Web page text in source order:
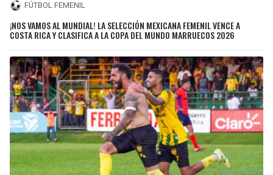
FÚTBOL FEMENIL
¡NOS VAMOS AL MUNDIAL! LA SELECCIÓN MEXICANA FEMENIL VENCE A
COSTA RICA Y CLASIFICA A LA COPA DEL MUNDO MARRUECOS 2026